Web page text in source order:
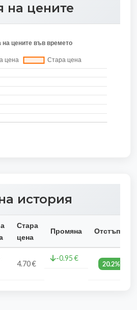
на цените
история
Стара
цена
Промяна Отстъпка
4.70 €
-0.95 €
20.2%